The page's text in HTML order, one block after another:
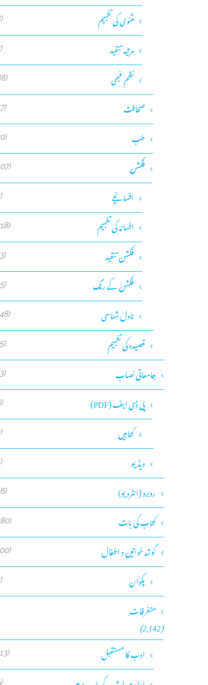
مثنوی کی تفہیم (8)
مرثیہ تنقید (7)
نظم فہمی (88)
صحافت (47)
طب (20)
فکشن (407)
افسانچے (3)
افسانہ کی تفہیم (218)
فکشن تنقید (13)
فکشن کے رنگ (25)
ناول شناسی (148)
قصیدہ کی تفہیم (15)
جامعاتی نصاب (13)
پی ڈی ایف (PDF) (6)
کتابیں (3)
ویڈیو (5)
روبرو (انٹرویو) (46)
کتاب کی بات (480)
گوشہ خواتین و اطفال (100)
پکوان (2)
متفرقات
(2,142)
ادب کا مستقبل
(113)
(9)